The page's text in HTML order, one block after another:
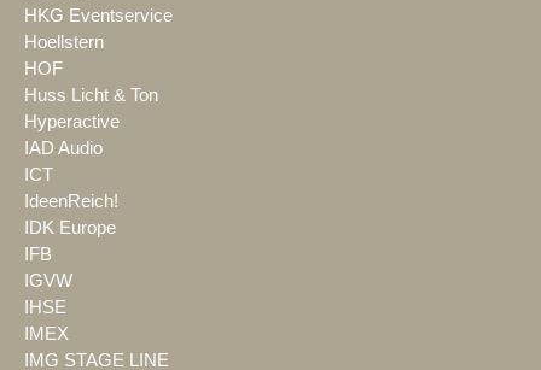
HKG Eventservice
Hoellstern
HOF
Huss Licht & Ton
Hyperactive
IAD Audio
ICT
IdeenReich!
IDK Europe
IFB
IGVW
IHSE
IMEX
IMG STAGE LINE